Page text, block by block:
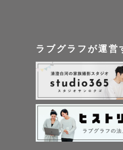
ラブグラフが運営